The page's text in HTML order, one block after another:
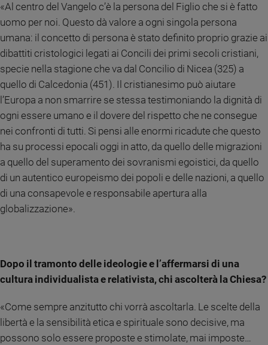
Riflessioni
Foto
Video
Podcast
Policy
siamo
Pubblicità
Redazione
«Al centro del Vangelo c’è la persona del Figlio che si è fatto
uomo per noi. Questo dà valore a ogni singola persona
umana: il concetto di persona è stato definito proprio grazie ai
dibattiti cristologici legati ai Concili dei primi secoli cristiani,
specie nella stagione che va dal Concilio di Nicea (325) a
quello di Calcedonia (451). Il cristianesimo può aiutare
l’Europa a non smarrire se stessa testimoniando la dignità di
ogni essere umano e il dovere del rispetto che ne consegue
nei confronti di tutti. Si pensi alle enormi ricadute che questo
ha su processi epocali oggi in atto, da quello delle migrazioni
a quello del superamento dei sovranismi egoistici, da quello
di un autentico europeismo dei popoli e delle nazioni, a quello
di una consapevole e responsabile apertura alla
globalizzazione».
Dopo il tramonto delle ideologie e l’affermarsi di una
cultura individualista e relativista, chi ascolterà la Chiesa?
«Come sempre anzitutto chi vorrà ascoltarla. Le scelte della
libertà e la sensibilità etica e spirituale sono decisive, ma
possono solo essere proposte e stimolate, mai imposte…